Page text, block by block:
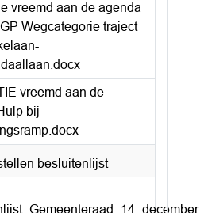
vreemd aan de agenda
Wegcategorie traject
vreemd aan de
bij
besluitenlijst